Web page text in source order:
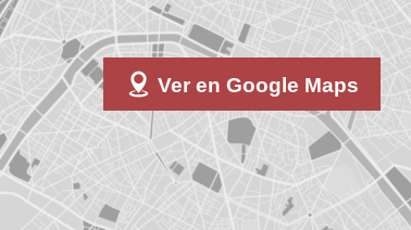
Ver en Google Maps